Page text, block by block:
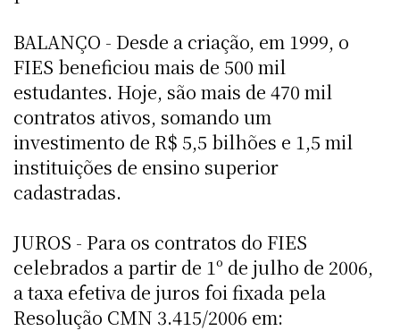
BALANÇO - Desde a criação, em 1999, o
FIES beneficiou mais de 500 mil
estudantes. Hoje, são mais de 470 mil
contratos ativos, somando um
investimento de R$ 5,5 bilhões e 1,5 mil
instituições de ensino superior
cadastradas.
JUROS - Para os contratos do FIES
celebrados a partir de 1º de julho de 2006,
a taxa efetiva de juros foi fixada pela
Resolução CMN 3.415/2006 em: